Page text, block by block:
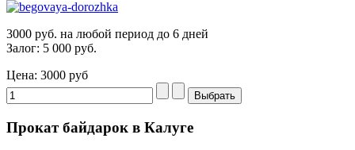
3000 руб. на любой период до 6 дней
Залог: 5 000 руб.
Цена: 3000 руб
Прокат байдарок в Калуге